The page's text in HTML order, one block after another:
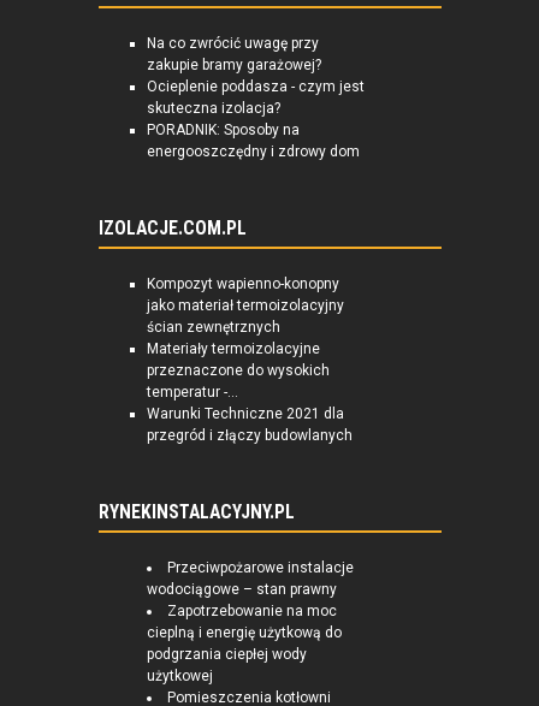
Na co zwrócić uwagę przy
zakupie bramy garażowej?
Ocieplenie poddasza - czym jest
skuteczna izolacja?
PORADNIK: Sposoby na
energooszczędny i zdrowy dom
IZOLACJE.COM.PL
Kompozyt wapienno-konopny
jako materiał termoizolacyjny
ścian zewnętrznych
Materiały termoizolacyjne
przeznaczone do wysokich
temperatur -...
Warunki Techniczne 2021 dla
przegród i złączy budowlanych
RYNEKINSTALACYJNY.PL
Przeciwpożarowe instalacje
wodociągowe – stan prawny
Zapotrzebowanie na moc
cieplną i energię użytkową do
podgrzania ciepłej wody
użytkowej
Pomieszczenia kotłowni